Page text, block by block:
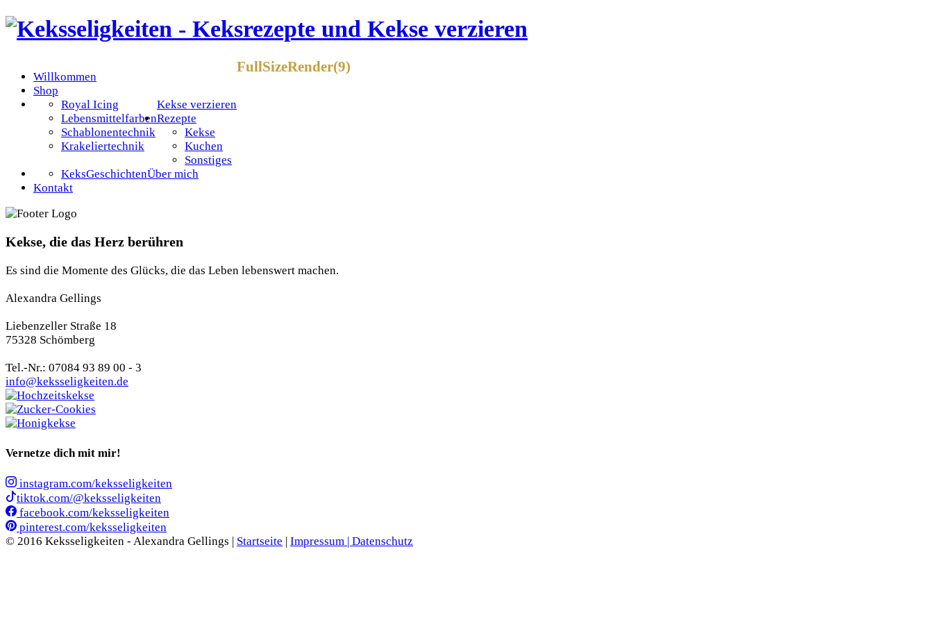
Willkommen
Shop
Kekse verzieren
Royal Icing
Lebensmittelfarben
Schablonentechnik
Krakeliertechnik
Rezepte
Kekse
Kuchen
Sonstiges
Über mich
KeksGeschichten
Kontakt
FullSizeRender(9)
Kekse, die das Herz berühren
Es sind die Momente des Glücks, die das Leben lebenswert machen.
Alexandra Gellings
Liebenzeller Straße 18
75328 Schömberg
Tel.-Nr.: 07084 93 89 00 - 3
info@keksseligkeiten.de
Vernetze dich mit mir!
instagram.com/keksseligkeiten
tiktok.com/@keksseligkeiten
facebook.com/keksseligkeiten
pinterest.com/keksseligkeiten
© 2016 Keksseligkeiten - Alexandra Gellings | Startseite | Impressum | Datenschutz